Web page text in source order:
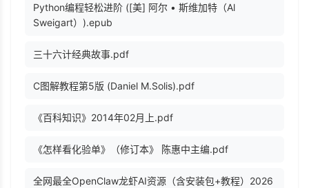
Python编程轻松进阶 ([美] 阿尔 • 斯维加特（Al
Sweigart）).epub
三十六计经典故事.pdf
C图解教程第5版 (Daniel M.Solis).pdf
《百科知识》2014年02月上.pdf
《怎样看化验单》（修订本》 陈惠中主编.pdf
全网最全OpenClaw龙虾AI资源（含安装包+教程）2026